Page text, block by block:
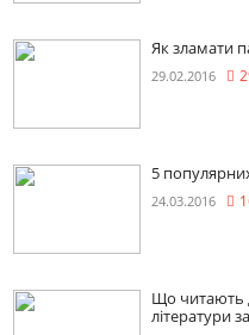
Як зламати
29.02.2016
5
24.03.2016
Що читають
літератури